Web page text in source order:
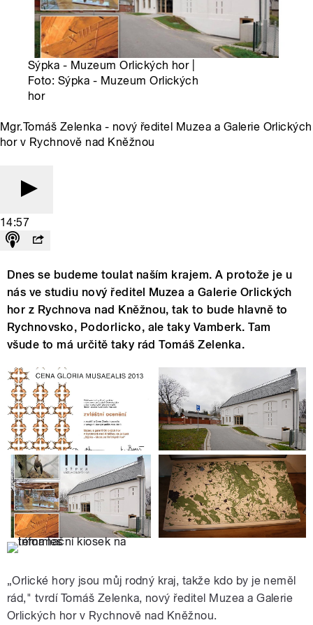
Sýpka - Muzeum Orlických hor |
Foto: Sýpka - Muzeum Orlických
hor
Mgr.Tomáš Zelenka - nový ředitel Muzea a Galerie Orlických
hor v Rychnově nad Kněžnou
14:57
Dnes se budeme toulat naším krajem. A protože je u
nás ve studiu nový ředitel Muzea a Galerie Orlických
hor z Rychnova nad Kněžnou, tak to bude hlavně to
Rychnovsko, Podorlicko, ale taky Vamberk. Tam
všude to má určitě taky rád Tomáš Zelenka.
„Orlické hory jsou můj rodný kraj, takže kdo by je neměl
rád," tvrdí Tomáš Zelenka, nový ředitel Muzea a Galerie
Orlických hor v Rychnově nad Kněžnou.